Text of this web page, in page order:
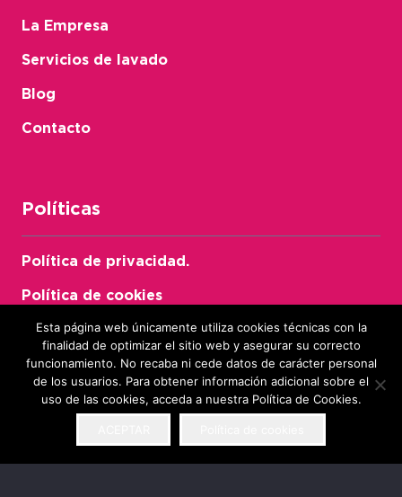
La Empresa
Servicios de lavado
Blog
Contacto
Políticas
Política de privacidad.
Política de cookies
Aviso legal
Declaración de Accesibilidad
Visítanos
Utilizamos cookies propias y de terceros para
mejorar su experiencia y nuestros servicios,
analizando la navegación en nuestro Sitio Web. Si
continúa navegando, usted está aceptando su uso,
le informamos que puede retirar su aceptación
en nuestra Política de Cookies.Política de cookies
OK
Esta página web únicamente utiliza cookies técnicas con la
finalidad de optimizar el sitio web y asegurar su correcto
funcionamiento. No recaba ni cede datos de carácter personal
de los usuarios. Para obtener información adicional sobre el
uso de las cookies, acceda a nuestra Política de Cookies.